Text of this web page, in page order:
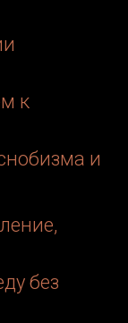
к
и
без